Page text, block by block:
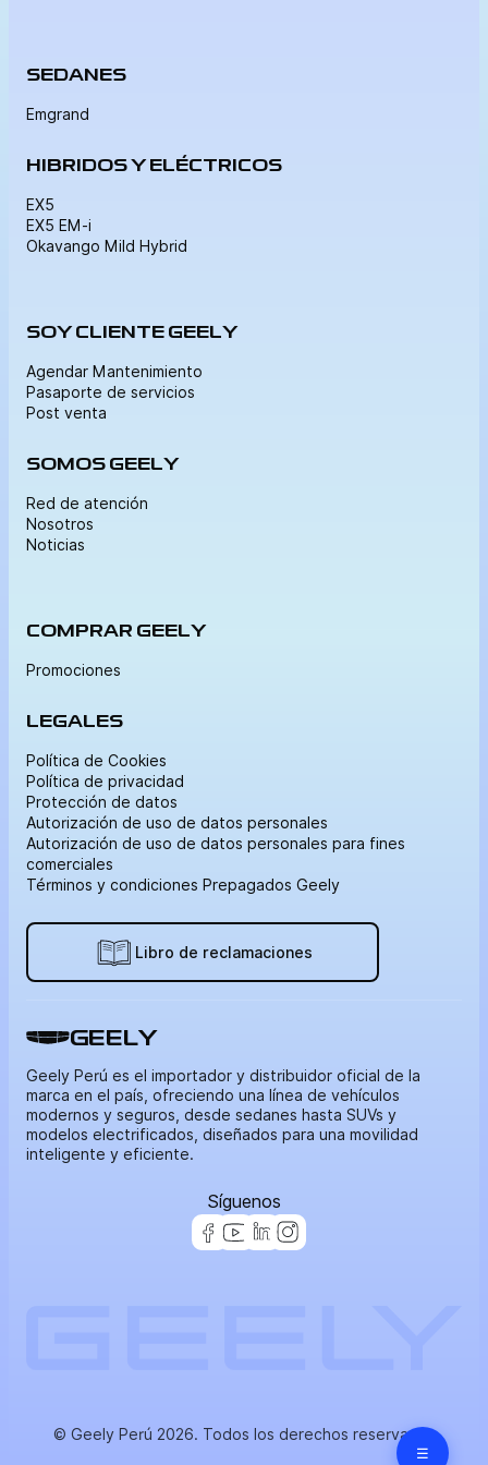
SEDANES
Emgrand
HIBRIDOS Y ELÉCTRICOS
EX5
EX5 EM-i
Okavango Mild Hybrid
SOY CLIENTE GEELY
Agendar Mantenimiento
Pasaporte de servicios
Post venta
SOMOS GEELY
Red de atención
Nosotros
Noticias
COMPRAR GEELY
Promociones
LEGALES
Política de Cookies
Política de privacidad
Protección de datos
Autorización de uso de datos personales
Autorización de uso de datos personales para fines
comerciales
Términos y condiciones Prepagados Geely
Libro de reclamaciones
GEELY
Geely Perú es el importador y distribuidor oficial de la
marca en el país, ofreciendo una línea de vehículos
modernos y seguros, desde sedanes hasta SUVs y
modelos electrificados, diseñados para una movilidad
inteligente y eficiente.
Síguenos
© Geely Perú 2026. Todos los derechos reservados
☰